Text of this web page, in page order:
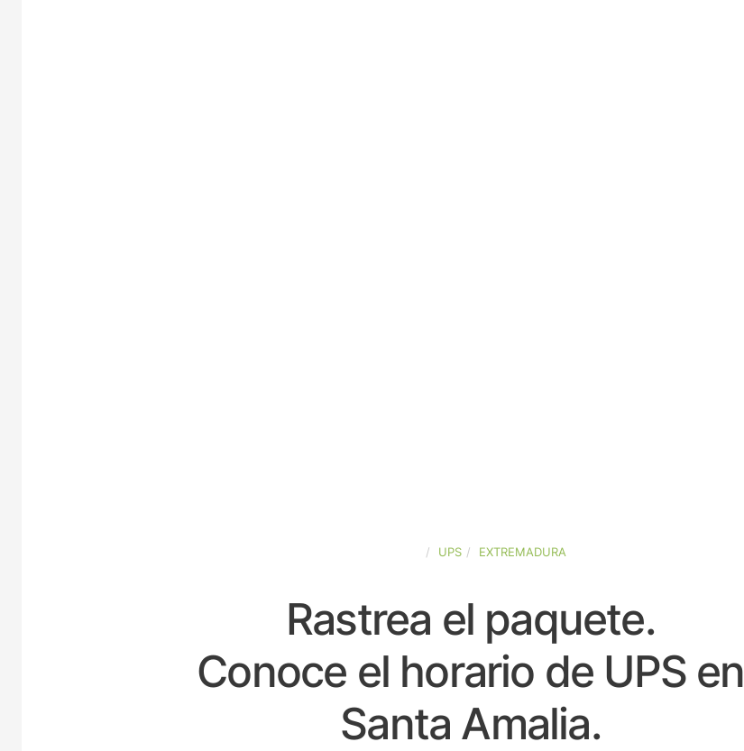
UPS EXTREMADURA
Rastrea el paquete.
Conoce el horario de UPS en
Santa Amalia.